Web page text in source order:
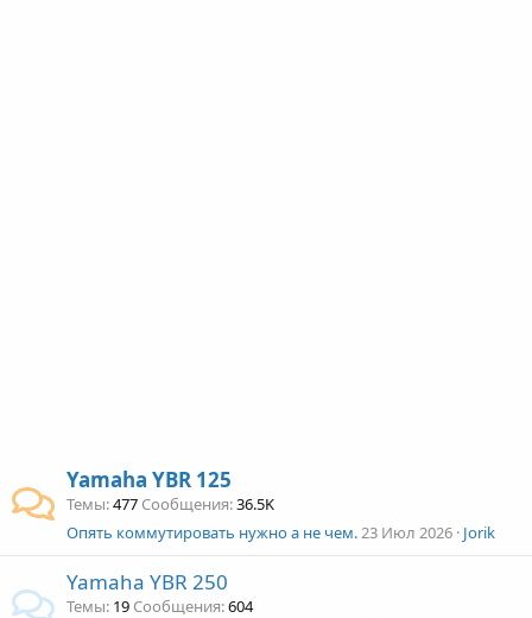
Yamaha YBR 125
Темы 477 Сообщения 36.5K
Опять коммутировать нужно а не чем.23 Июл 2026 Jorik
Yamaha YBR 250
Темы 19 Сообщения 604